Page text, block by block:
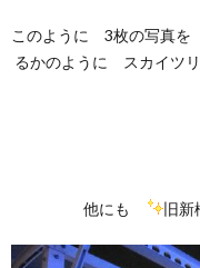
このように 3枚の写真
るかのように スカイツ
他にも 旧新